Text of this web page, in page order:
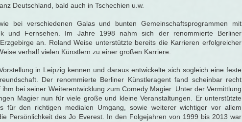
Deutschland, bald auch in Tschechien u.w.
bei verschiedenen Galas und bunten Gemeinschaftsprogrammen mit
und Fernsehen. Im Jahre 1998 nahm sich der renommierte Berliner
an. Roland Weise unterstützte bereits die Karrieren erfolgreicher
verhalf vielen Künstlern zu einer großen Karriere.
in Leipzig kennen und daraus entwickelte sich sogleich eine feste
Der renommierte Berliner Künstleragent fand scheinbar recht
bei seiner Weiterentwicklung zum Comedy Magier. Unter der Vermittlung
Magier nun für viele große und kleine Veranstaltungen. Er unterstützte
für den richtigen medialen Umgang, sowie weiterer wichtiger vor allem
Persönlichkeit des Jo Everest. In den Folgejahren von 1999 bis 2013 war